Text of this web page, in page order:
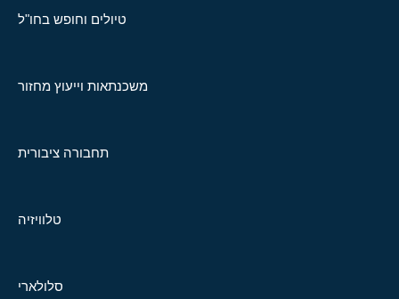
טיולים וחופש בחו"ל
משכנתאות וייעוץ מחזור
תחבורה ציבורית
טלוויזיה
סלולארי